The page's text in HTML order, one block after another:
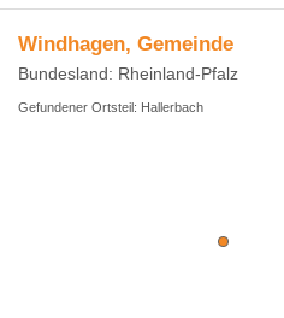
Windhagen, Gemeinde
Bundesland: Rheinland-Pfalz
Gefundener Ortsteil: Hallerbach